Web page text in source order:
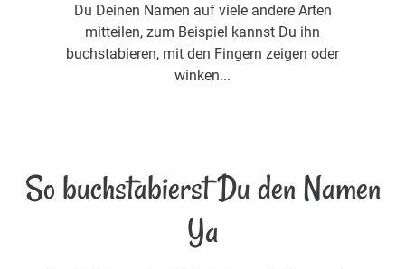
Du Deinen Namen auf viele andere Arten
mitteilen, zum Beispiel kannst Du ihn
buchstabieren, mit den Fingern zeigen oder
winken...
So buchstabierst Du den Namen
Ya